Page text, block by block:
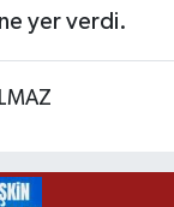
yer verdi.